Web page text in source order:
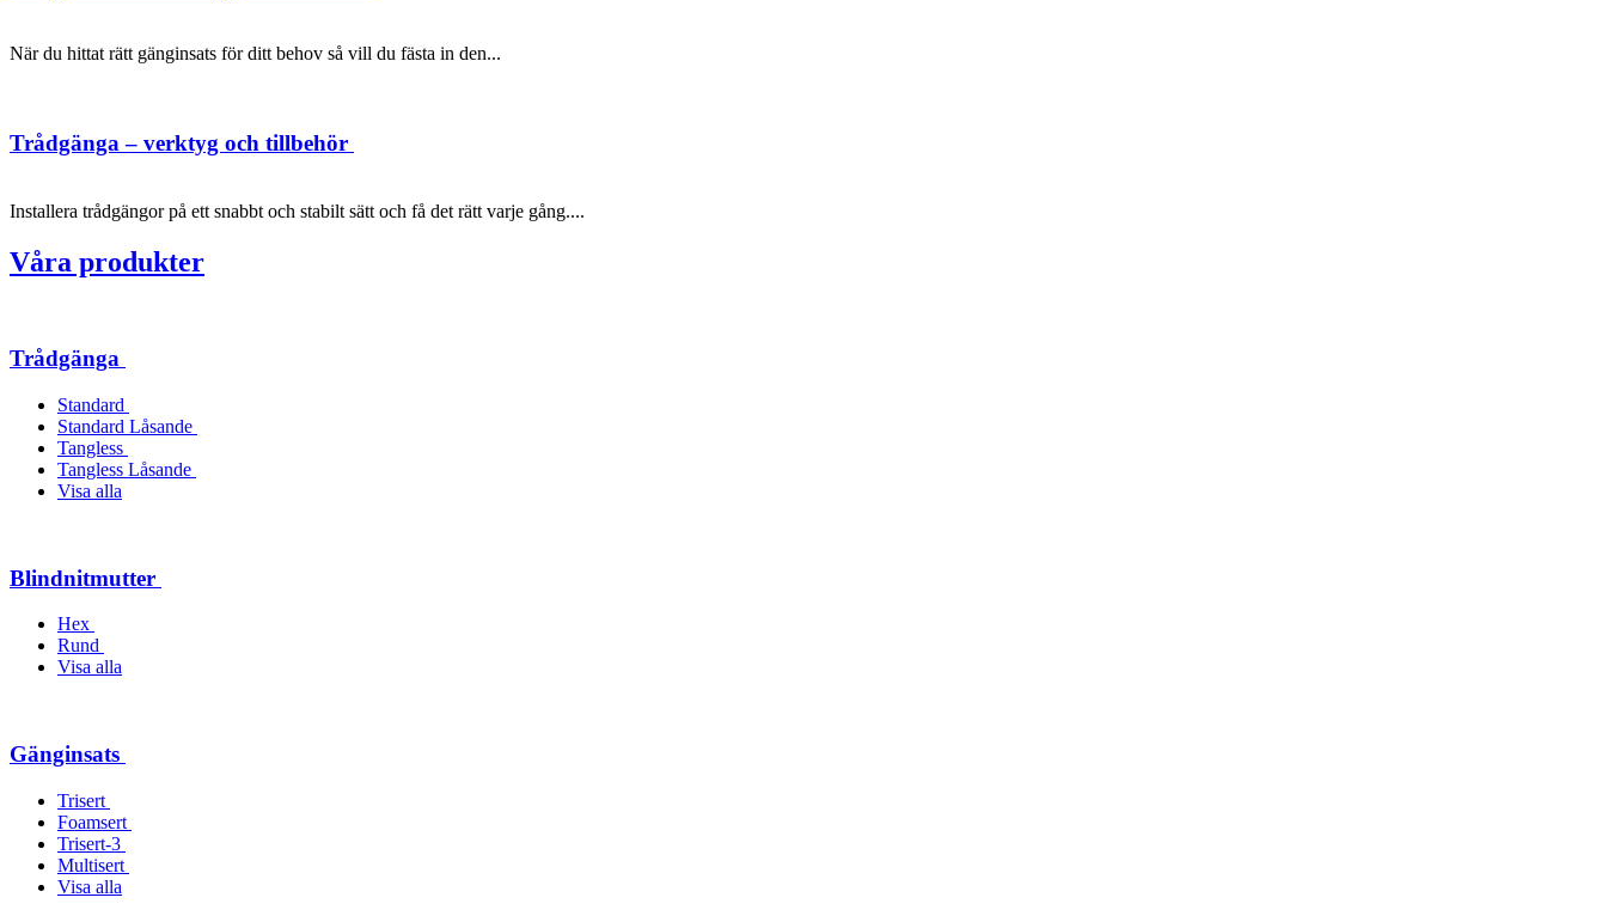
När du hittat rätt gänginsats för ditt behov så vill du fästa in den...
Trådgänga – verktyg och tillbehör
Installera trådgängor på ett snabbt och stabilt sätt och få det rätt varje gång....
Våra produkter
Trådgänga
Standard
Standard Låsande
Tangless
Tangless Låsande
Visa alla
Blindnitmutter
Hex
Rund
Visa alla
Gänginsats
Trisert
Foamsert
Trisert-3
Multisert
Visa alla